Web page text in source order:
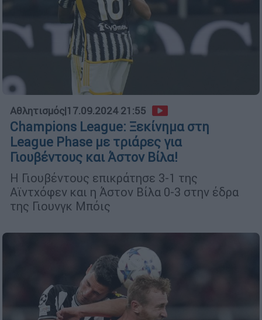
Αθλητισμός|17.09.2024 21:55
Champions League: Ξεκίνημα στη
League Phase με τριάρες για
Γιουβέντους και Άστον Βίλα!
Η Γιουβέντους επικράτησε 3-1 της
Αϊντχόφεν και η Άστον Βίλα 0-3 στην έδρα
της Γιουνγκ Μπόις